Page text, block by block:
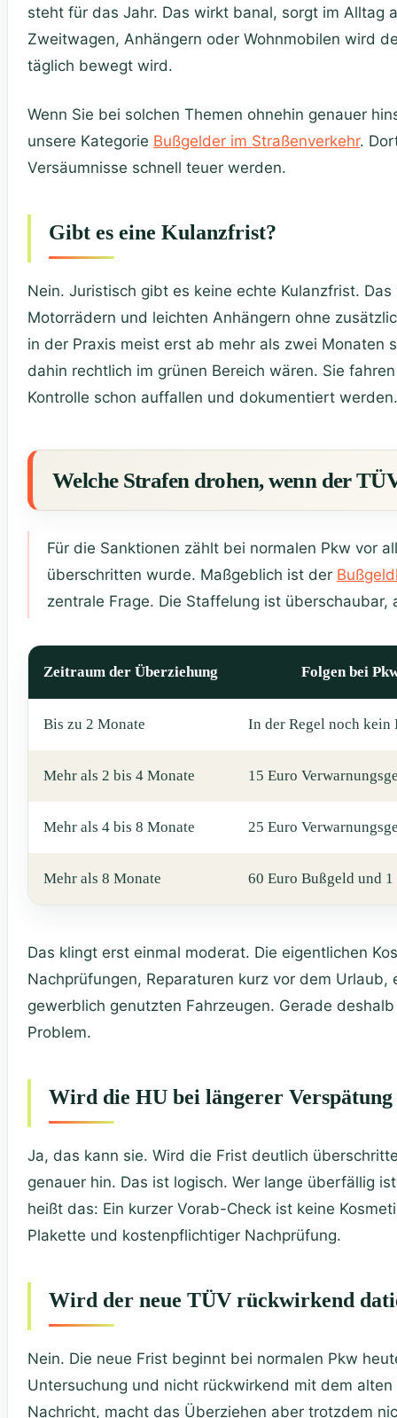
steht für das Jahr. Das wirkt banal, sorgt im Alltag
Zweitwagen, Anhängern oder Wohnmobilen wird
täglich bewegt wird.
Wenn Sie bei solchen Themen ohnehin genauer
unsere Kategorie Bußgelder im Straßenverkehr.
Versäumnisse schnell teuer werden.
Gibt es eine Kulanzfrist?
Nein. Juristisch gibt es keine echte Kulanzfrist.
Motorrädern und leichten Anhängern ohne
in der Praxis meist erst ab mehr als zwei Monaten
dahin rechtlich im grünen Bereich wären. Sie
Kontrolle schon auffallen und dokumentiert werden.
Welche Strafen drohen, wenn der
Für die Sanktionen zählt bei normalen Pkw vor
überschritten wurde. Maßgeblich ist der
zentrale Frage. Die Staffelung ist
Zeitraum der Überziehung Folgen bei
Bis zu 2 Monate In der Regel noch kein
Mehr als 2 bis 4 Monate 15 Euro
Mehr als 4 bis 8 Monate 25 Euro
Mehr als 8 Monate 60 Euro Bußgeld und
Das klingt erst einmal moderat. Die eigentlichen
Nachprüfungen, Reparaturen kurz vor dem
gewerblich genutzten Fahrzeugen. Gerade
Problem.
Wird die HU bei längerer Verspätung
Ja, das kann sie. Wird die Frist deutlich
genauer hin. Das ist logisch. Wer lange überfällig
heißt das: Ein kurzer Vorab-Check ist keine
Plakette und kostenpflichtiger Nachprüfung.
Wird der neue TÜV rückwirkend
Nein. Die neue Frist beginnt bei normalen Pkw
Untersuchung und nicht rückwirkend mit dem
Nachricht, macht das Überziehen aber trotzdem